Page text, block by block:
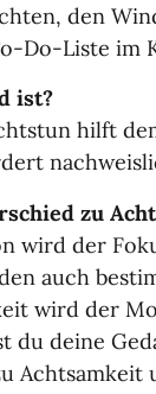
den
Do-Liste im
ist?
hilft
zu
wird der
auch
wird der
du deine
Achtsamkeit